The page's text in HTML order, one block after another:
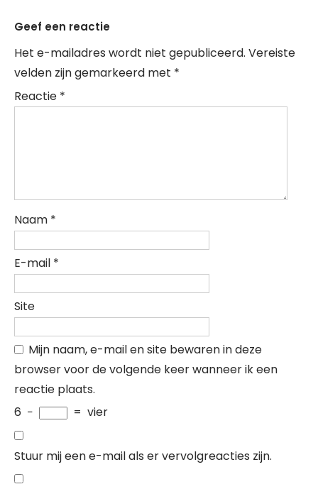
Geef een reactie
Het e-mailadres wordt niet gepubliceerd. Vereiste
velden zijn gemarkeerd met *
Reactie *
Naam *
E-mail *
Site
Mijn naam, e-mail en site bewaren in deze
browser voor de volgende keer wanneer ik een
reactie plaats.
6 − = vier
Stuur mij een e-mail als er vervolgreacties zijn.